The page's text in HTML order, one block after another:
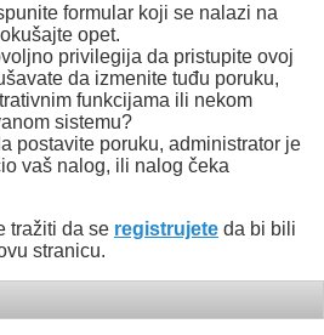
formular koji se nalazi na
opet.
privilegija da pristupite ovoj
da izmenite tuđu poruku,
funkcijama ili nekom
sistemu?
postavite poruku, administrator je
vaš nalog, ili nalog čeka
tražiti da se registrujete da bi bili
stranicu.